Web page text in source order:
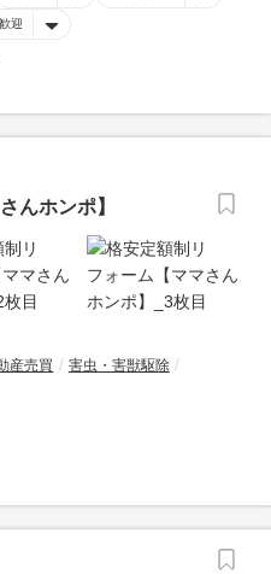
迎
んホンポ】
産売買
害虫・害獣駆除